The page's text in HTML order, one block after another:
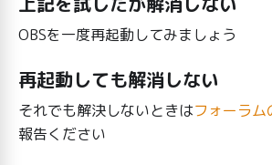
OBSを一度再起動してみましょう
再起動しても解消しない
それでも解決しないときはフォーラム
報告ください